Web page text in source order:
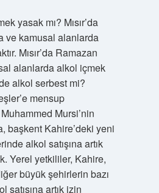
yasak mı? Mısır’da
ve kamusal alanlarda
Mısır’da Ramazan
alanlarda alkol içmek
alkol serbest mi?
mensup
Mursi’nin
başkent Kahire’deki yeni
alkol satışına artık
Yerel yetkililer, Kahire,
büyük şehirlerin bazı
satışına artık izin